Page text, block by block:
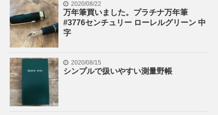
2020/08/22
万年筆買いました。プラチナ万年筆
#3776センチュリー ローレルグリーン 中
字
2020/08/15
シンプルで扱いやすい測量野帳